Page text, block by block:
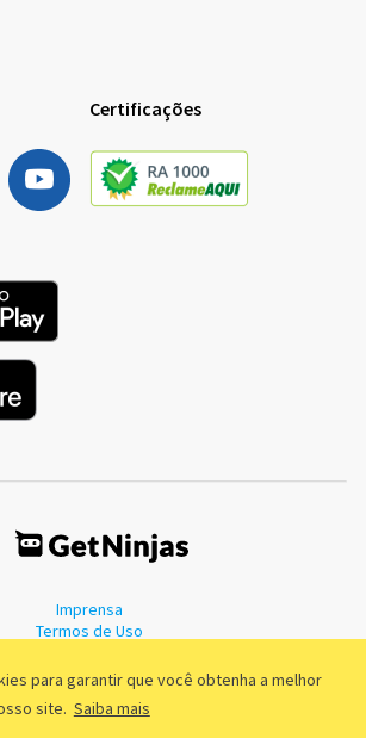
para garantir que você obtenha a melhor
site. Saiba mais
Certificações
Imprensa
Termos de Uso